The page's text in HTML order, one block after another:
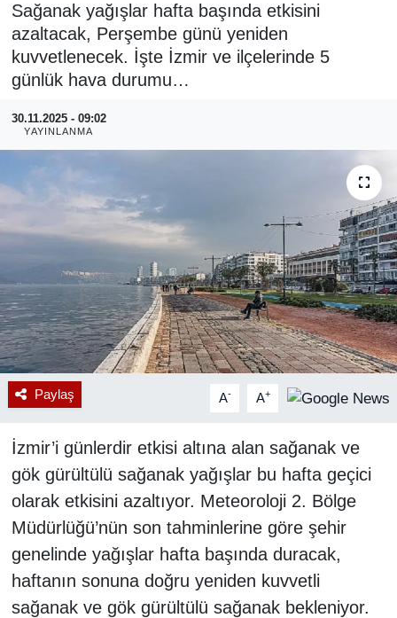
Sağanak yağışlar hafta başında etkisini
azaltacak, Perşembe günü yeniden
kuvvetlenecek. İşte İzmir ve ilçelerinde 5
günlük hava durumu…
30.11.2025 - 09:02
YAYINLANMA
Paylaş A- A+
İzmir’i günlerdir etkisi altına alan sağanak ve
gök gürültülü sağanak yağışlar bu hafta geçici
olarak etkisini azaltıyor. Meteoroloji 2. Bölge
Müdürlüğü’nün son tahminlerine göre şehir
genelinde yağışlar hafta başında duracak,
haftanın sonuna doğru yeniden kuvvetli
sağanak ve gök gürültülü sağanak bekleniyor.
SPOR
ASAYİŞ
RESMİ REKLAM
Son Dakika Haberleri
Haber Arşivi